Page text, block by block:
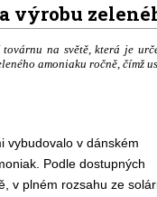
výrobu
na světě, která je
amoniaku ročně,
vybudovalo v dánském
Podle dostupných
v plném rozsahu ze